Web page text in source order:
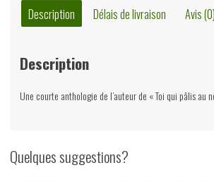
Description Délais de livraison Avis (0)
Description
Une courte anthologie de l’auteur de « Toi qui pâlis au
Quelques suggestions?